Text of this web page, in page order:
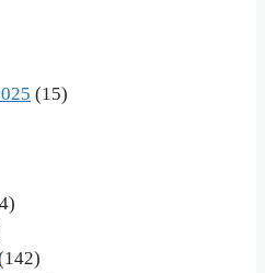
(15)